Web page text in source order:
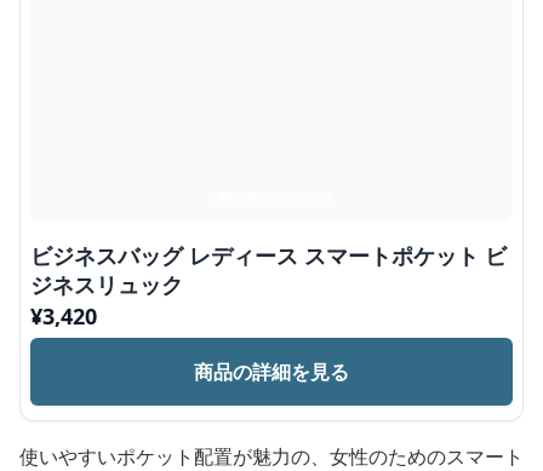
ビジネスバッグ レディース スマートポケット ビ
ジネスリュック
¥3,420
商品の詳細を見る
使いやすいポケット配置が魅力の、女性のためのスマート